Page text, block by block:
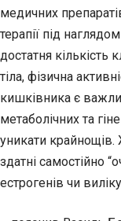
медичних
терапії під
достатня кількість
тіла, фізична
кишківника є
метаболічних та
уникати крайнощів.
здатні самостійно
естрогенів чи